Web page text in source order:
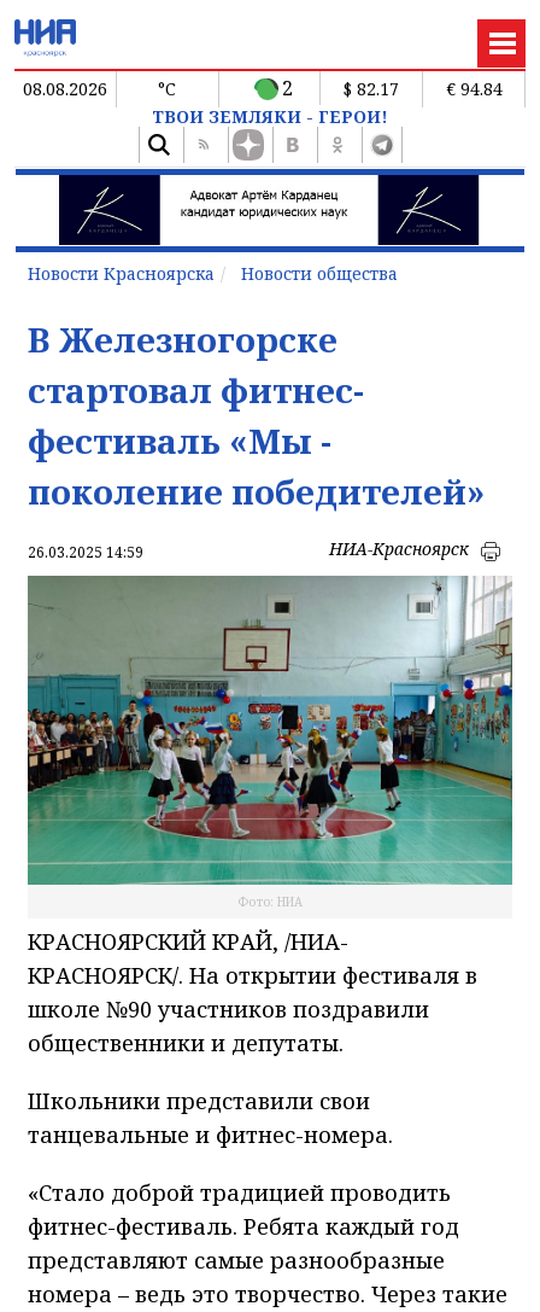
08.08.2026 °C 2 $ 82.17
€ 94.84
ТВОИ ЗЕМЛЯКИ - ГЕРОИ!
Новости Красноярска Новости общества
В Железногорске
стартовал фитнес-
фестиваль «Мы -
поколение победителей»
26.03.2025 14:59 НИА-Красноярск
Фото: НИА
КРАСНОЯРСКИЙ КРАЙ, /НИА-
КРАСНОЯРСК/. На открытии фестиваля в
школе №90 участников поздравили
общественники и депутаты.
Школьники представили свои
танцевальные и фитнес-номера.
«Стало доброй традицией проводить
фитнес-фестиваль. Ребята каждый год
представляют самые разнообразные
номера – ведь это творчество. Через такие